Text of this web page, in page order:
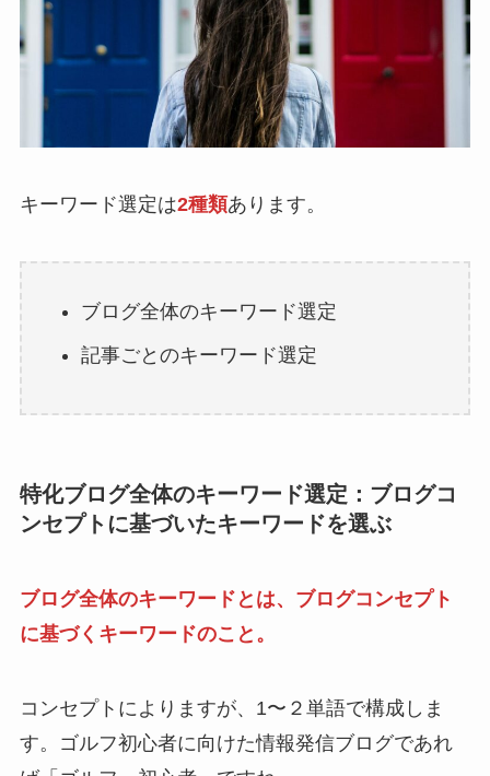
キーワード選定は2種類あります。
ブログ全体のキーワード選定
記事ごとのキーワード選定
特化ブログ全体のキーワード選定：ブログコ
ンセプトに基づいたキーワードを選ぶ
ブログ全体のキーワードとは、ブログコンセプト
に基づくキーワードのこと。
コンセプトによりますが、1〜２単語で構成しま
す。ゴルフ初心者に向けた情報発信ブログであれ